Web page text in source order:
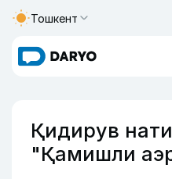
Тошкент
Қидирув
"Қамишли